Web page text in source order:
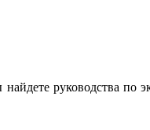
руководства по